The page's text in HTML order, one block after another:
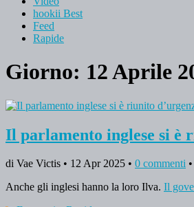
hookii Best
Feed
Rapide
Giorno: 12 Aprile
Il parlamento inglese si è
di Vae Victis • 12 Apr 2025 • 0 commenti •
Anche gli inglesi hanno la loro Ilva. Il